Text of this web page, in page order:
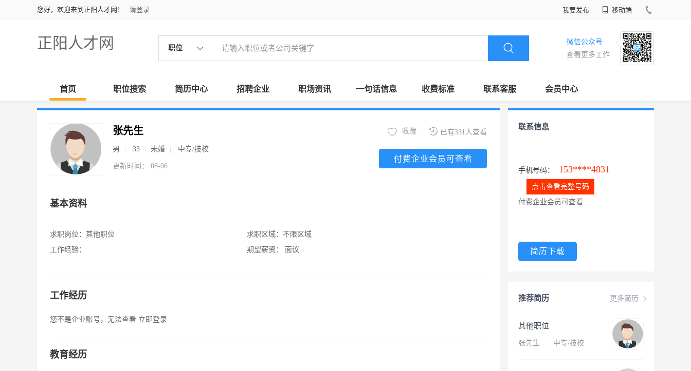
您好，欢迎来到正阳人才网！ 请登录 我要发布 移动端
正阳人才网 职位
微信公众号
查看更多工作
首页 职位搜索 简历中心 招聘企业 职场资讯 一句话信息 收费标准 联系客服 会员中心
张先生
男 33 未婚 中专/技校
更新时间： 08-06
已有331人查看
收藏
付费企业会员可查看
基本资料
求职岗位： 其他职位
工作经验：
求职区域： 不限区域
期望薪资：
面议
工作经历
您不是企业账号，无法查看 立即登录
教育经历
联系信息
手机号码： 153****4831
点击查看完整号码
付费企业会员可查看
简历下载
更多简历
推荐简历
其他职位
张先生 · 中专/技校